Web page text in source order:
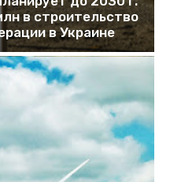
в строительство
в Украине